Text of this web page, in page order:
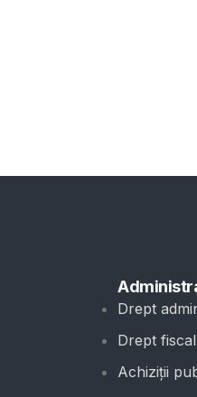
Drept
Drept fiscal
Achiziții